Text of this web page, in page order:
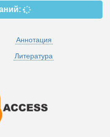
Аннотация
Литература